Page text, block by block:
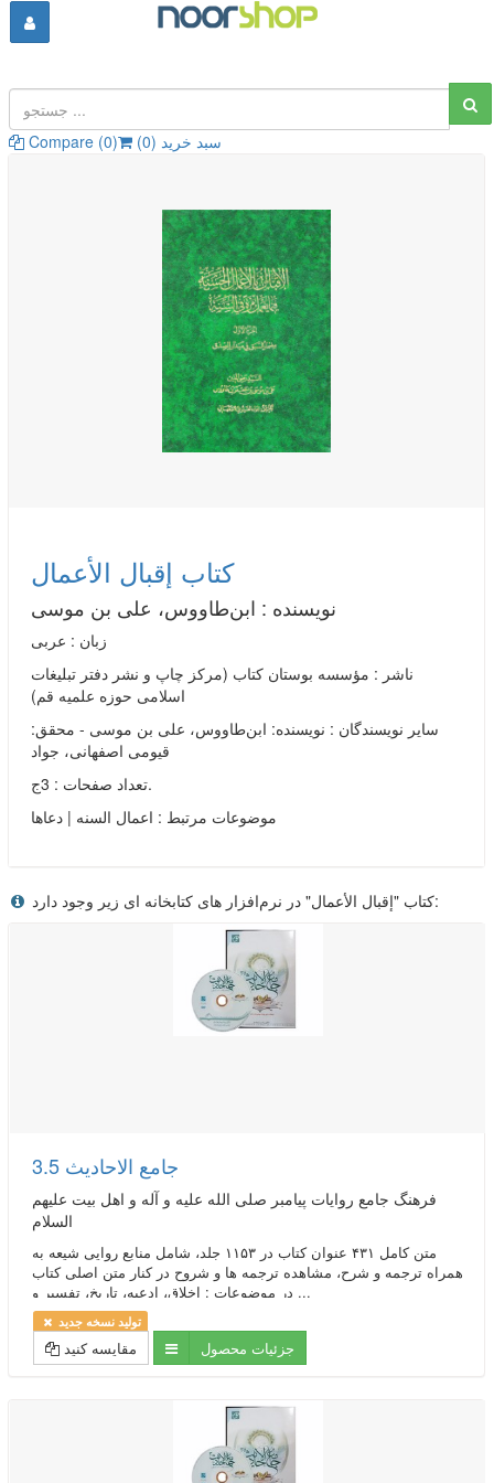
سبد خرید (0
)
Compare (0)
کتاب إقبال الأعمال
نویسنده : ابن‌طاووس، علی بن موسی
زبان : عربی
ناشر : مؤسسه بوستان کتاب (مرکز چاپ و نشر دفتر تبليغات
اسلامی حوزه علميه قم)
سایر نویسندگان : نویسنده: ابن‌طاووس، علی بن موسی - محقق:
قیومی اصفهانی، جواد
تعداد صفحات : 3ج.
موضوعات مرتبط : اعمال السنه | دعاها
کتاب "إقبال الأعمال" در نرم‌افزار های کتابخانه ای زیر وجود دارد:
جامع الاحادیث 3.5
فرهنگ جامع روایات پیامبر صلی الله علیه و آله و اهل بیت علیهم
السلام
متن کامل ۴۳۱ عنوان کتاب در ۱۱۵۳ جلد، شامل منابع روایی شیعه به
همراه ترجمه و شرح، مشاهده ترجمه ها و شروح در کنار متن اصلی کتاب
در موضوعات : اخلاق، ادعیه، تاریخ، تفسیر و ...
تولید نسخه جدید
مقایسه کنید جزئیات محصول